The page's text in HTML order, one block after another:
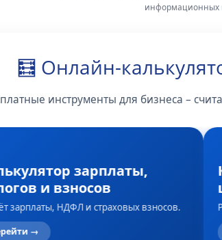
информационных
🧮 Онлайн-
инструменты для бизнеса –
зарплаты,
и взносов
зарплаты, НДФЛ и страховых взносов.
→